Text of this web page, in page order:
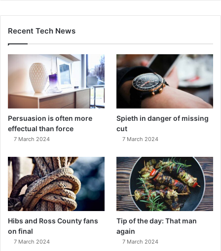
Recent Tech News
Persuasion is often more
effectual than force
7 March 2024
Spieth in danger of missing
cut
7 March 2024
Hibs and Ross County fans
on final
7 March 2024
Tip of the day: That man
again
7 March 2024